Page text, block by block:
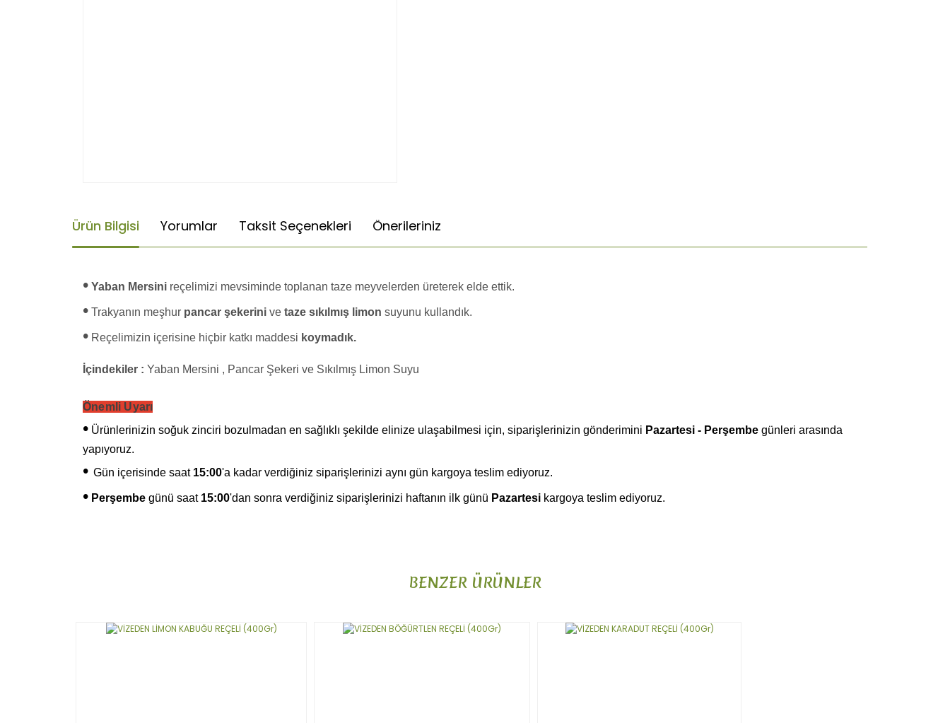
Ürün Bilgisi Yorumlar Taksit Seçenekleri Önerileriniz
• Yaban Mersini reçelimizi mevsiminde toplanan taze meyvelerden üreterek elde ettik.
• Trakyanın meşhur pancar şekerini ve taze sıkılmış limon suyunu kullandık.
• Reçelimizin içerisine hiçbir katkı maddesi koymadık.
İçindekiler : Yaban Mersini , Pancar Şekeri ve Sıkılmış Limon Suyu
Önemli Uyarı
• Ürünlerinizin soğuk zinciri bozulmadan en sağlıklı şekilde elinize ulaşabilmesi için, siparişlerinizin gönderimini Pazartesi - Perşembe günleri arasında
yapıyoruz.
• Gün içerisinde saat 15:00'a kadar verdiğiniz siparişlerinizi aynı gün kargoya teslim ediyoruz.
• Perşembe günü saat15:00'dan sonra verdiğiniz siparişlerinizi haftanın ilk günü Pazartesi kargoya teslim ediyoruz.
Ürün bilgilerinde hatalar bulunuyor.
BENZER ÜRÜNLER